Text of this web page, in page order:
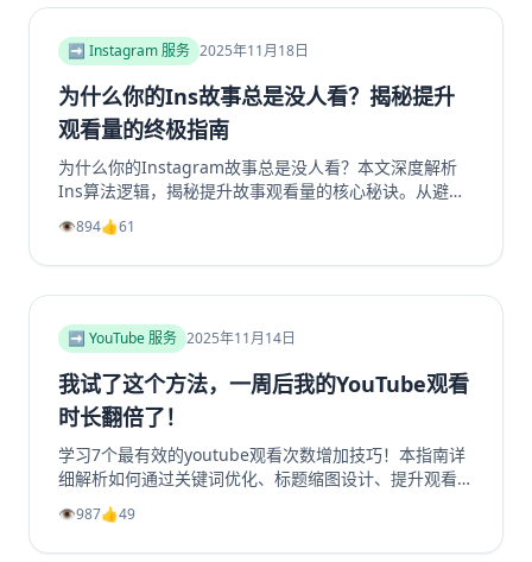
Facebook群组重现生机与活力。立即阅读，开启您的社
群繁荣之路！
➡️ Instagram 服务 2025年11月18日
为什么你的Ins故事总是没人看？揭秘提升
观看量的终极指南
为什么你的Instagram故事总是没人看？本文深度解析
Ins算法逻辑，揭秘提升故事观看量的核心秘诀。从避免
内容陷阱、善用投票问答等互动工具，到优化发布时机、
利用精选故事功能，我们提供一套完整的实战指南。学习
如何创作吸引眼球的开场、提供娱乐或教育价值，并有效
得更多Instagram帖子点赞，这篇超过2000字的终极指
南都将为你指明方向，让你的Ins故事从无人问津变为流
量磁石。
👁️894👍61
➡️ YouTube 服务 2025年11月14日
我试了这个方法，一周后我的YouTube观看
时长翻倍了！
学习7个最有效的youtube观看次数增加技巧！本指南详
细解析如何通过关键词优化、标题缩图设计、提升观看时
长、利用Shorts引流及社群运营等策略，系统性地提升
你的YouTube视频播放量、YouTube订阅和YouTube观
看时长。无论新手或老手，都能通过这些实战方法让频道
👁️987👍49